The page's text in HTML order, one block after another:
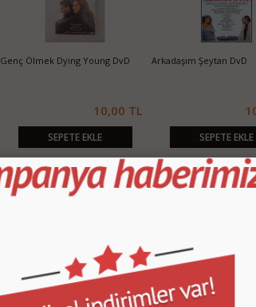
Genç Ölmek Dying Young DvD
10,00 TL
SEPETE EKLE
Arkadaşım Şeytan DvD
SEPETE EKLE